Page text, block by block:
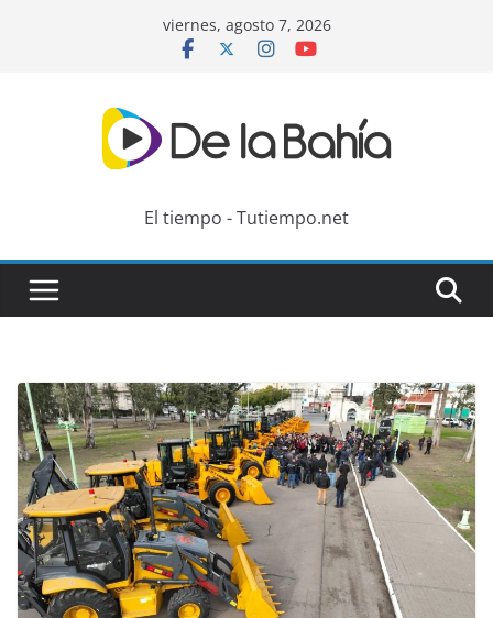
viernes, agosto 7, 2026
El tiempo - Tutiempo.net